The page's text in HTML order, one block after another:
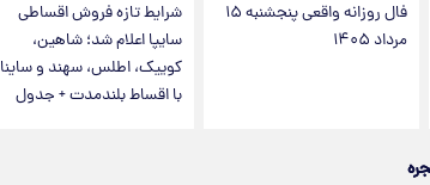
فال روزانه واقعی پنجشنبه ۱۵
مرداد ۱۴۰۵
شرایط تازه فروش اقساطی
سایپا اعلام شد؛ شاهین،
کوییک، اطلس، سهند و ساینا
با اقساط بلندمدت + جدول